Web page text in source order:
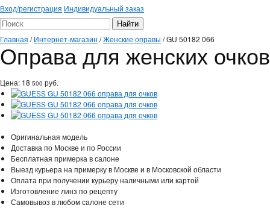
Вход/регистрация Индивидуальный заказ
Главная /Интернет-магазин /Женские оправы /GU 50182 066
Оправа для женских
Цена: 18 500 руб.
Оригинальная модель
Доставка по Москве и по России
Бесплатная примерка в салоне
Выезд курьера на примерку в Москве и в Московской области
Оплата при получении курьеру наличными или картой
Изготовление линз по рецепту
Самовывоз в любом салоне сети